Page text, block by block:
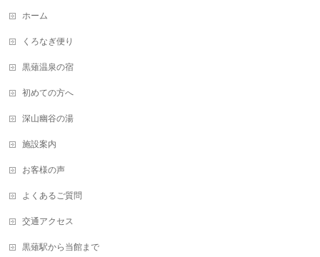
ホーム
くろなぎ便り
黒薙温泉の宿
初めての方へ
深山幽谷の湯
施設案内
お客様の声
よくあるご質問
交通アクセス
黒薙駅から当館まで